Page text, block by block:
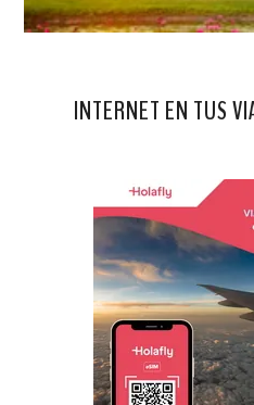
INTERNET EN TUS